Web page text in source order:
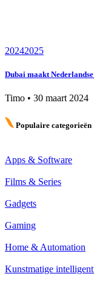
20242025
Dubai maakt
Timo • 30 maart 2024
Populaire categorieën
Apps & Software
Films & Series
Gadgets
Gaming
Home & Automation
Kunstmatige